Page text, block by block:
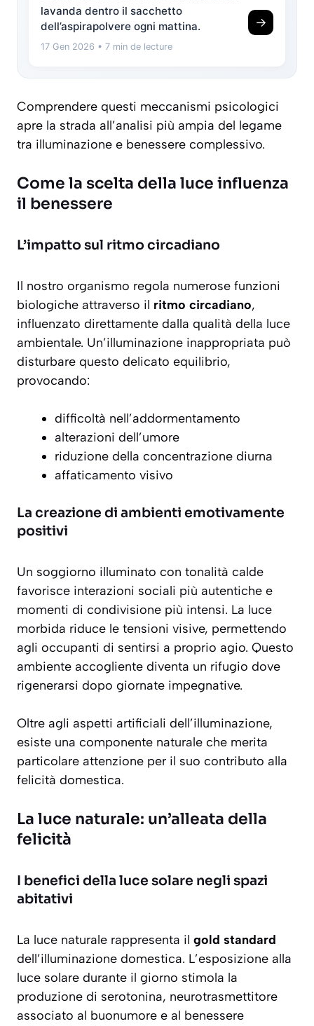
lavanda dentro il sacchetto
dell’aspirapolvere ogni mattina.
17 Gen 2026 • 7 min de lecture
→
Comprendere questi meccanismi psicologici
apre la strada all’analisi più ampia del legame
tra illuminazione e benessere complessivo.
Come la scelta della luce influenza
il benessere
L’impatto sul ritmo circadiano
Il nostro organismo regola numerose funzioni
biologiche attraverso il ritmo circadiano,
influenzato direttamente dalla qualità della luce
ambientale. Un’illuminazione inappropriata può
disturbare questo delicato equilibrio,
provocando:
difficoltà nell’addormentamento
alterazioni dell’umore
riduzione della concentrazione diurna
affaticamento visivo
La creazione di ambienti emotivamente
positivi
Un soggiorno illuminato con tonalità calde
favorisce interazioni sociali più autentiche e
momenti di condivisione più intensi. La luce
morbida riduce le tensioni visive, permettendo
agli occupanti di sentirsi a proprio agio. Questo
ambiente accogliente diventa un rifugio dove
rigenerarsi dopo giornate impegnative.
Oltre agli aspetti artificiali dell’illuminazione,
esiste una componente naturale che merita
particolare attenzione per il suo contributo alla
felicità domestica.
La luce naturale: un’alleata della
felicità
I benefici della luce solare negli spazi
abitativi
La luce naturale rappresenta il gold standard
dell’illuminazione domestica. L’esposizione alla
luce solare durante il giorno stimola la
produzione di serotonina, neurotrasmettitore
associato al buonumore e al benessere